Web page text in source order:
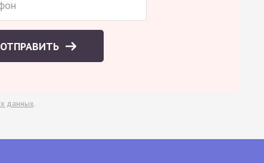
ОТПРАВИТЬ
данных.